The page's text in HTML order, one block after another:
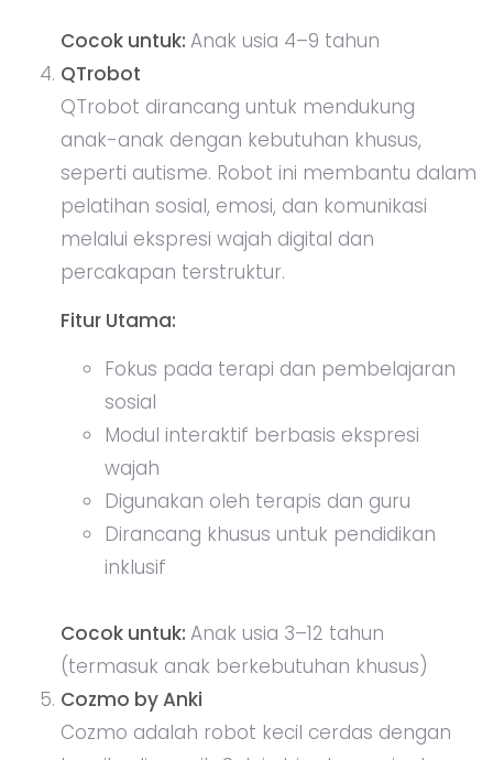
Cocok untuk: Anak usia 4–9 tahun
QTrobot
QTrobot dirancang untuk mendukung
anak-anak dengan kebutuhan khusus,
seperti autisme. Robot ini membantu dalam
pelatihan sosial, emosi, dan komunikasi
melalui ekspresi wajah digital dan
percakapan terstruktur.
Fitur Utama:
Fokus pada terapi dan pembelajaran
sosial
Modul interaktif berbasis ekspresi
wajah
Digunakan oleh terapis dan guru
Dirancang khusus untuk pendidikan
inklusif
Cocok untuk: Anak usia 3–12 tahun
(termasuk anak berkebutuhan khusus)
Cozmo by Anki
Cozmo adalah robot kecil cerdas dengan